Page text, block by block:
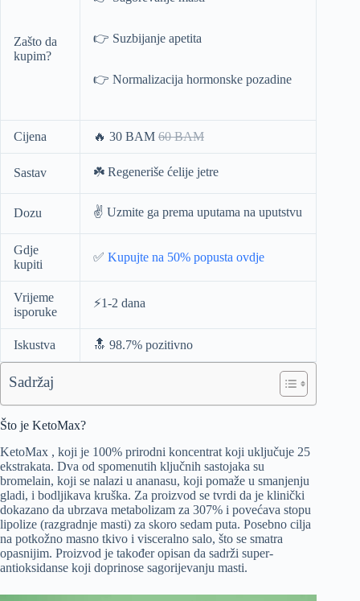
Zašto da
kupim?
👉 Suzbijanje apetita
👉 Normalizacija hormonske pozadine
Cijena 🔥 30 BAM 60 BAM
Sastav ☘️ Regeneriše ćelije jetre
Dozu ✌️ Uzmite ga prema uputama na uputstvu
Gdje
kupiti
✅ Kupujte na 50% popusta ovdje
Vrijeme
isporuke
⚡️1-2 dana
Iskustva 🔝 98.7% pozitivno
Sadržaj
Što je KetoMax?
KetoMax , koji je 100% prirodni koncentrat koji uključuje 25
ekstrakata. Dva od spomenutih ključnih sastojaka su
bromelain, koji se nalazi u ananasu, koji pomaže u smanjenju
gladi, i bodljikava kruška. Za proizvod se tvrdi da je klinički
dokazano da ubrzava metabolizam za 307% i povećava stopu
lipolize (razgradnje masti) za skoro sedam puta. Posebno cilja
na potkožno masno tkivo i visceralno salo, što se smatra
opasnijim. Proizvod je također opisan da sadrži super-
antioksidanse koji doprinose sagorijevanju masti.